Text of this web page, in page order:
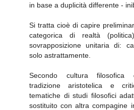
in base a duplicità differente -
Si tratta cioè di capire
categorica di realtà
sovrapposizione unitaria di:
solo astrattamente.
Secondo cultura filosofica
tradizione aristotelica e
tematiche di studi filosofici
sostituito con altra compagine